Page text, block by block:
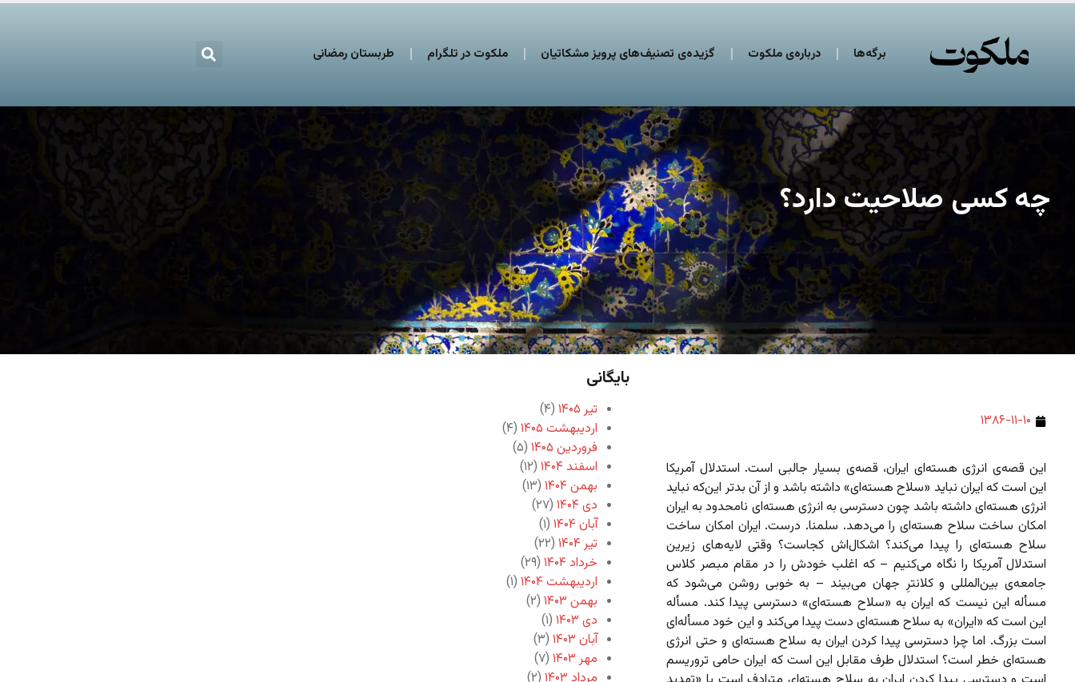
برگه‌ها درباره‌ی ملکوت گزیده‌ی تصنیف‌های پرویز مشکاتیان ملکوت در تلگرام طربستان رمضانی
چه کسی صلاحیت دارد؟
۱۳۸۶-۱۱-۱۰
این قصه‌ی انرژی هسته‌ای ایران، قصه‌ی بسیار جالبی است. استدلال آمریکا
این است که ایران نباید «سلاح هسته‌ای» داشته باشد و از آن بدتر این‌که نباید
انرژی هسته‌ای داشته باشد چون دسترسی به انرژی هسته‌ای نامحدود به ایران
امکان ساخت سلاح هسته‌ای را می‌دهد. سلمنا. درست. ایران امکان ساخت
سلاح هسته‌ای را پیدا می‌کند؟ اشکال‌اش کجاست؟ وقتی لایه‌های زیرین
استدلال آمریکا را نگاه می‌کنیم – که اغلب خودش را در مقام مبصر کلاس
جامعه‌ی بین‌المللی و کلانترِ جهان می‌بیند – به خوبی روشن می‌شود که
مسأله این نیست که ایران به «سلاح هسته‌ای» دسترسی پیدا کند. مسأله‌
این است که «ایران» به سلاح هسته‌ای دست پیدا می‌کند و این خود مسأله‌ای
است بزرگ. اما چرا دسترسی پیدا کردن ایران به سلاح هسته‌ای و حتی انرژی
هسته‌ای خطر است؟ استدلال طرف مقابل این است که ایران حامی تروریسم
بایگانی
تیر ۱۴۰۵
(۴)
اردیبهشت ۱۴۰۵
(۴)
فروردین ۱۴۰۵
(۵)
اسفند ۱۴۰۴
(۱۲)
بهمن ۱۴۰۴
(۱۳)
دی ۱۴۰۴
(۲۷)
آبان ۱۴۰۴
(۱)
تیر ۱۴۰۴
(۲۲)
خرداد ۱۴۰۴
(۲۹)
اردیبهشت ۱۴۰۴
(۱)
بهمن ۱۴۰۳
(۲)
دی ۱۴۰۳
(۱)
آبان ۱۴۰۳
(۳)
مهر ۱۴۰۳
(۷)